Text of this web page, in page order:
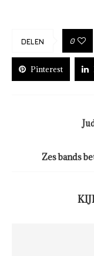
DELEN 0
Pinterest
Zes bands